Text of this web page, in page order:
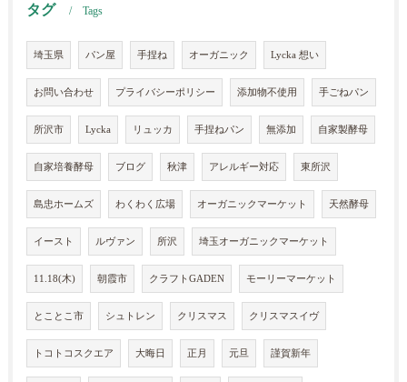
タグ Tags
埼玉県 パン屋 手捏ね オーガニック Lycka 想い
お問い合わせ プライバシーポリシー 添加物不使用 手ごねパン
所沢市 Lycka リュッカ 手捏ねパン 無添加 自家製酵母
自家培養酵母 ブログ 秋津 アレルギー対応 東所沢
島忠ホームズ わくわく広場 オーガニックマーケット 天然酵母
イースト ルヴァン 所沢 埼玉オーガニックマーケット
11.18(木) 朝霞市 クラフトGADEN モーリーマーケット
とことこ市 シュトレン クリスマス クリスマスイヴ
トコトコスクエア 大晦日 正月 元旦 謹賀新年